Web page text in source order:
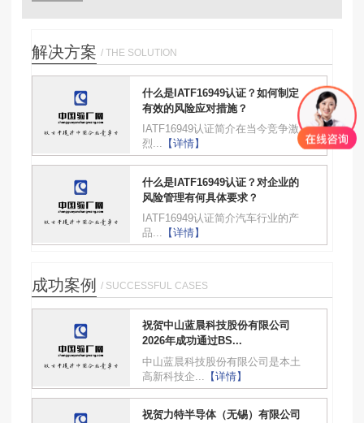
解决方案 / THE SOLUTION
什么是IATF16949认证？如何制定
有效的风险应对措施？
IATF16949认证简介在当今竞争激
烈...
【详情】
什么是IATF16949认证？对企业的
风险管理有何具体要求？
IATF16949认证简介汽车行业的产
品...
【详情】
成功案例 / SUCCESSFUL CASES
祝贺中山蓝晨科技股份有限公司
2026年成功通过BS...
中山蓝晨科技股份有限公司是本土
高新科技企...
【详情】
祝贺力特半导体（无锡）有限公司